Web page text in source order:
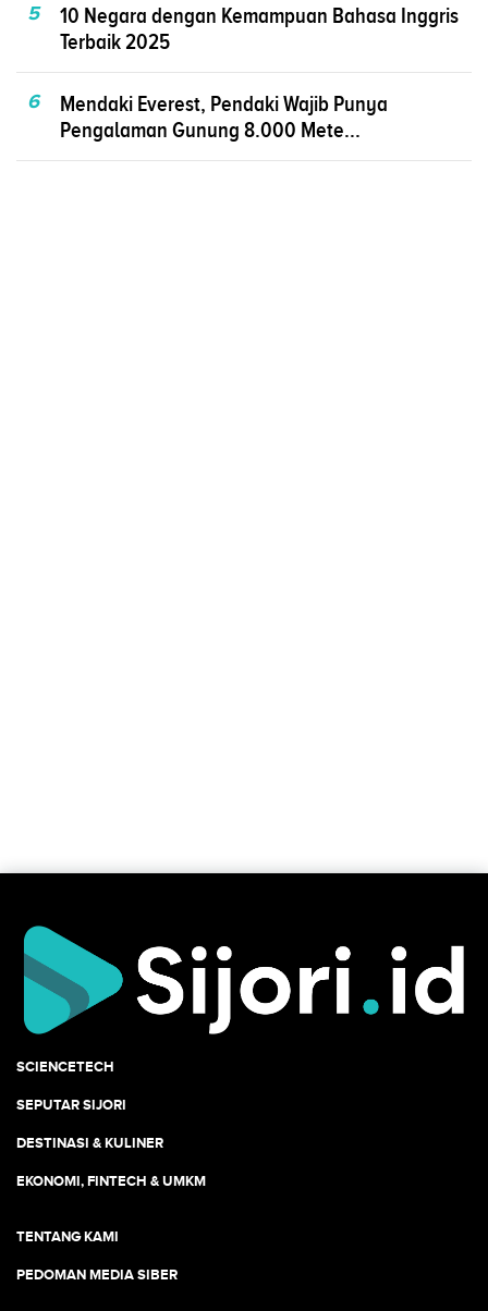
5
10 Negara dengan Kemampuan Bahasa Inggris
Terbaik 2025
6
Mendaki Everest, Pendaki Wajib Punya
Pengalaman Gunung 8.000 Mete...
SCIENCETECH
SEPUTAR SIJORI
DESTINASI & KULINER
EKONOMI, FINTECH & UMKM
TENTANG KAMI
PEDOMAN MEDIA SIBER